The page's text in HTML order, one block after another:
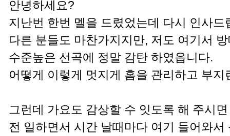
안녕하세요?
지난번 한번 멜을 드렸었는데 다시 인사드
다른 분들도 마찬가지지만, 저도 여기서
수준높은 선곡에 정말 감탄 하였읍니다.
어떻게 이렇게 멋지게 홈을 관리하고 부지
그런데 가요도 감상할 수 잇도록 해 주시
전 일하면서 시간 날때마다 여기 들어와서